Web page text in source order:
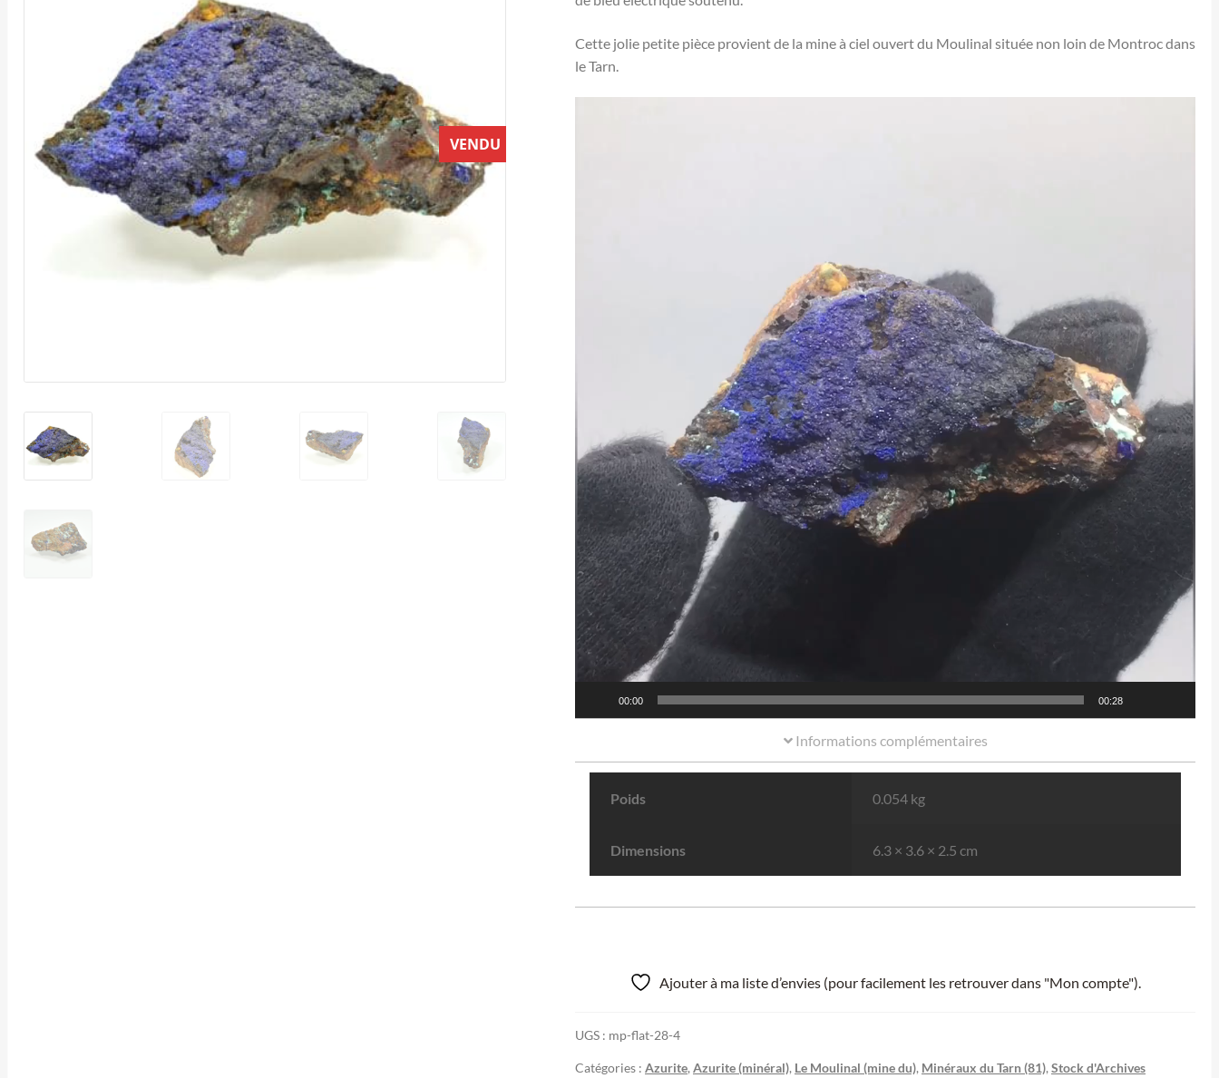
VENDU
Cette jolie petite pièce provient de la mine à ciel ouvert du Moulinal située non loin de Montroc dans
le Tarn.
00:00 00:28
Informations complémentaires
Poids 0.054 kg
Dimensions 6.3 × 3.6 × 2.5 cm
Ajouter à ma liste d’envies (pour facilement les retrouver dans "Mon compte").
UGS : mp-flat-28-4
Catégories : Azurite, Azurite (minéral), Le Moulinal (mine du), Minéraux du Tarn (81), Stock d'Archives